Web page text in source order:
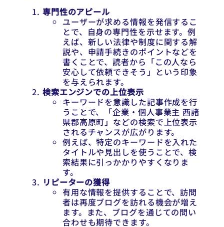
専門性のアピール
ユーザーが求める情報を発信するこ
とで、自身の専門性を示せます。例
えば、新しい法律や制度に関する解
説や、申請手続きのポイントなどを
書くことで、読者から「この人なら
安心して依頼できそう」という印象
を与えられます。
検索エンジンでの上位表示
キーワードを意識した記事作成を行
うことで、「企業・個人事業主 西諸
県郡高原町」などの検索で上位表示
されるチャンスが広がります。
例えば、特定のキーワードを入れた
タイトルや見出しを使うことで、検
索結果に引っかかりやすくなりま
す。
リピーターの獲得
有用な情報を提供することで、訪問
者は再度ブログを訪れる機会が増え
ます。また、ブログを通じての問い
合わせも期待できます。